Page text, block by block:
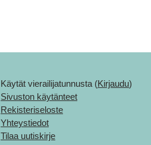
Käytät vierailijatunnusta (Kirjaudu)
Sivuston käytänteet
Rekisteriseloste
Yhteystiedot
Tilaa uutiskirje